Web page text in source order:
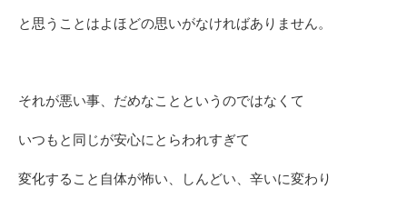
と思うことはよほどの思いがなければありません。
それが悪い事、だめなことというのではなくて
いつもと同じが安心にとらわれすぎて
変化すること自体が怖い、しんどい、辛いに変わり